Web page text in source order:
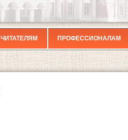
ЧИТАТЕЛЯМ ПРОФЕССИОНАЛАМ